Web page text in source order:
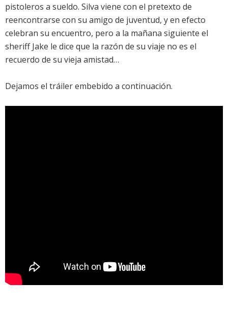
pistoleros a sueldo. Silva viene con el pretexto de
reencontrarse con su amigo de juventud, y en efecto
celebran su encuentro, pero a la mañana siguiente el
sheriff Jake le dice que la razón de su viaje no es el
recuerdo de su vieja amistad…
Dejamos el tráiler embebido a continuación.